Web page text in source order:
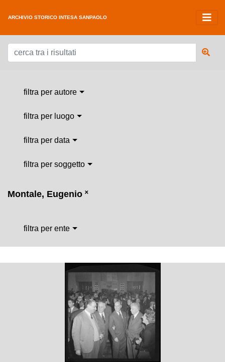
ARCHIVIO STORICO INTESA SANPAOLO
filtra per autore
filtra per luogo
filtra per data
filtra per soggetto
Montale, Eugenio ˟
filtra per ente